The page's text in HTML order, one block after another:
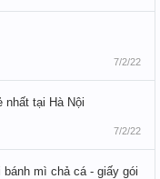
7/2/22
nhất tại Hà Nội
7/2/22
mì chả cá - giấy gói